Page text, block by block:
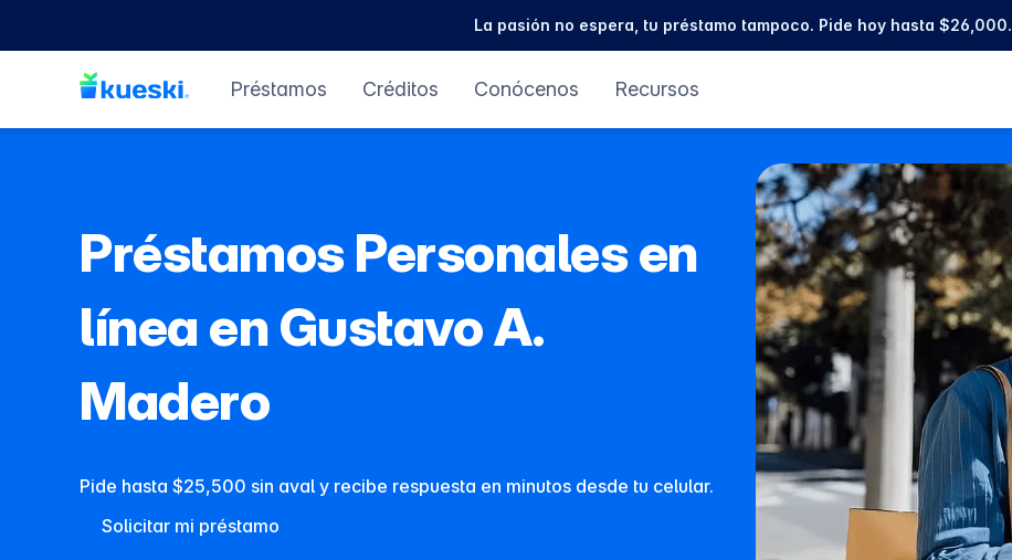
La pasión no espera, tu préstamo tampoco. Pide hoy hasta $26,000.
Préstamos Créditos Conócenos Recursos
Préstamos Personales en
línea en Gustavo A.
Madero
Pide hasta $25,500 sin aval y recibe respuesta en minutos desde tu celular.
Solicitar mi préstamo